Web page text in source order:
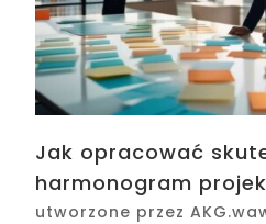
Jak opracować
harmonogram
utworzone przez